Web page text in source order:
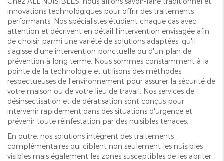
innovations technologiques pour offrir des traitements
performants. Nos spécialistes étudient chaque cas avec
attention et décrivent en détail l'intervention envisagée afin
de choisir parmi une variété de solutions adaptées, qu'il
s'agisse d'une intervention ponctuelle ou d'un plan de
prévention à long terme. Nous sommes constamment à la
pointe de la technologie et utilisons des méthodes
respectueuses de l'environnement pour assurer la sécurité de
votre maison ou de votre lieu de travail. Nos services de
désinsectisation et de dératisation sont conçus pour
intervenir rapidement dans des situations d'urgence et
prévenir toute réinfestation par des nuisibles tenaces.
En outre, nos solutions intègrent des traitements
complémentaires qui ciblent non seulement les nuisibles
visibles mais également les zones susceptibles de les abriter.